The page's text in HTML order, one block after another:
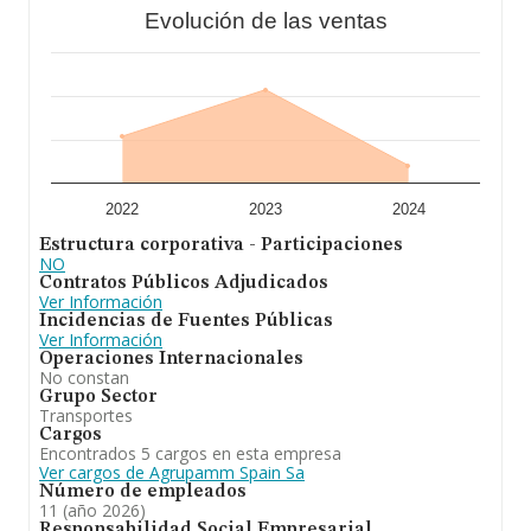
facturación de 725 mil euros entre todas las compañías.
la base de datos de INFORMA aparecen 1453
de euros. Como información adicional de interés, la
antigüedad alcanza los 17 años desde la constitución.
Los empleados de media son 5.
Agrupamm Spain S.Aestá
especializada en transporte de mercancías peligrosas
por carretera. Se ha posicionado más abajo en el
Evolución de las ventas
2022 2023 2024
Estructura corporativa - Participaciones
NO
Contratos Públicos Adjudicados
Ver Información
Incidencias de Fuentes Públicas
Ver Información
Operaciones Internacionales
No constan
Grupo Sector
Transportes
Cargos
Encontrados 5 cargos en esta empresa
Ver cargos de Agrupamm Spain Sa
Número de empleados
11 (año 2026)